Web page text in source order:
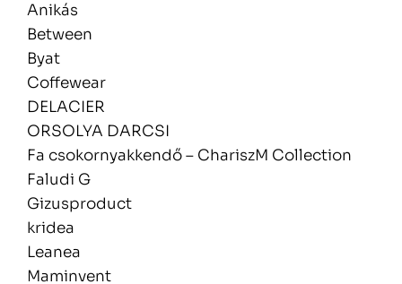
Anikás
Between
Byat
Coffewear
DELACIER
ORSOLYA DARCSI
Fa csokornyakkendő – ChariszM Collection
Faludi G
Gizusproduct
kridea
Leanea
Maminvent